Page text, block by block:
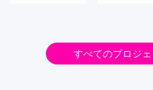
すべてのプロジ